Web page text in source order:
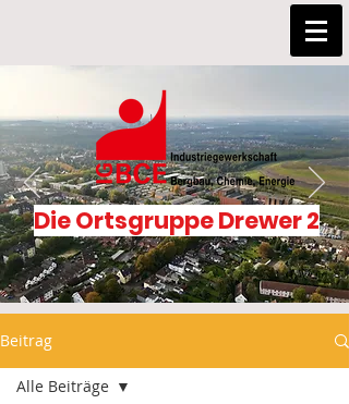
Die Ortsgruppe Drewer 2
Beitrag
Alle Beiträge